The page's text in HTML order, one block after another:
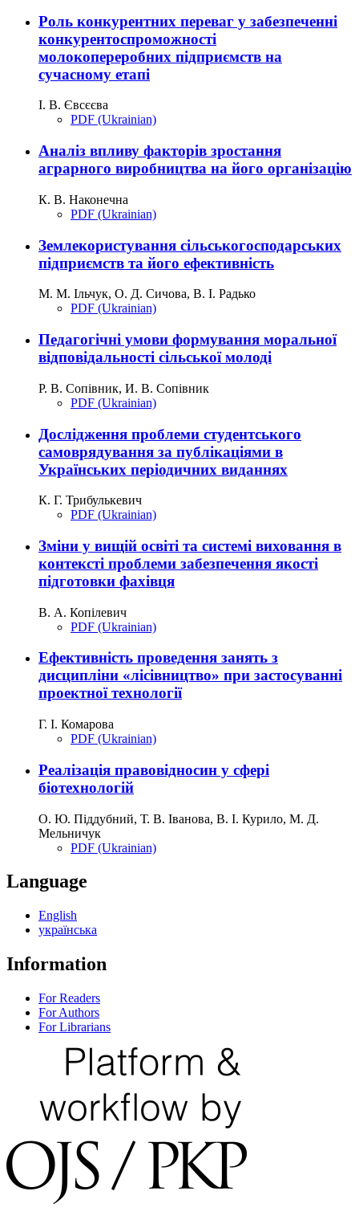
Роль конкурентних переваг у забезпеченні
конкурентоспроможності
молокопереробних підприємств на
сучасному етапі
І. В. Євсєєва
PDF (Ukrainian)
Аналіз впливу факторів зростання
аграрного виробництва на його організацію
К. В. Наконечна
PDF (Ukrainian)
Землекористування сільськогосподарських
підприємств та його ефективність
М. М. Ільчук, О. Д. Сичова, В. І. Радько
PDF (Ukrainian)
Педагогічні умови формування моральної
відповідальності сільської молоді
Р. В. Сопівник, И. В. Сопівник
PDF (Ukrainian)
Дослідження проблеми студентського
самоврядування за публікаціями в
Українських періодичних виданнях
К. Г. Трибулькевич
PDF (Ukrainian)
Зміни у вищій освіті та системі виховання в
контексті проблеми забезпечення якості
підготовки фахівця
В. А. Копілевич
PDF (Ukrainian)
Ефективність проведення занять з
дисципліни «лісівництво» при застосуванні
проектної технології
Г. І. Комарова
PDF (Ukrainian)
Реалізація правовідносин у сфері
біотехнологій
О. Ю. Піддубний, Т. В. Іванова, В. І. Курило, М. Д.
Мельничук
PDF (Ukrainian)
Language
English
українська
Information
For Readers
For Authors
For Librarians